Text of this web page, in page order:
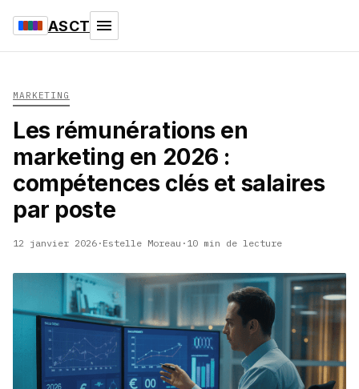
ASCT
MARKETING
Les rémunérations en
marketing en 2026 :
compétences clés et salaires
par poste
12 janvier 2026 · Estelle Moreau · 10 min de lecture